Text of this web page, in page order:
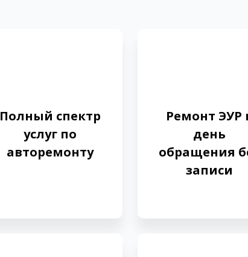
Полный спектр
услуг по
авторемонту
Ремонт ЭУР
день
обращения
записи